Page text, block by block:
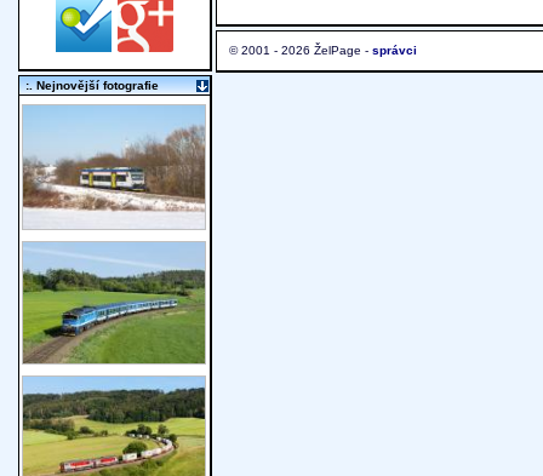
© 2001 - 2026 ŽelPage - správci
:. Nejnovější fotografie